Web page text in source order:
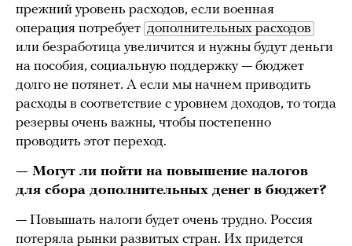
прежний уровень расходов, если военная
операция потребует дополнительных расходов
или безработица увеличится и нужны будут деньги
на пособия, социальную поддержку — бюджет
долго не потянет. А если мы начнем приводить
расходы в соответствие с уровнем доходов, то тогда
резервы очень важны, чтобы постепенно
проводить этот переход.
— Могут ли пойти на повышение налогов
для сбора дополнительных денег в бюджет?
— Повышать налоги будет очень трудно. Россия
потеряла рынки развитых стран. Их придется